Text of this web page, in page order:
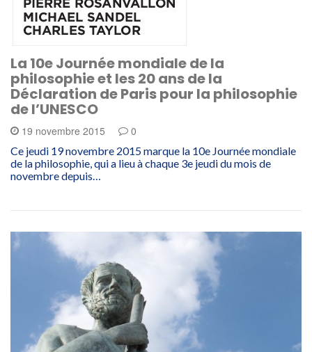
La 10e Journée mondiale de la
philosophie et les 20 ans de la
Déclaration de Paris pour la philosophie
de l’UNESCO
19 novembre 2015 0
Ce jeudi 19 novembre 2015 marque la 10e Journée mondiale
de la philosophie, qui a lieu à chaque 3e jeudi du mois de
novembre depuis…